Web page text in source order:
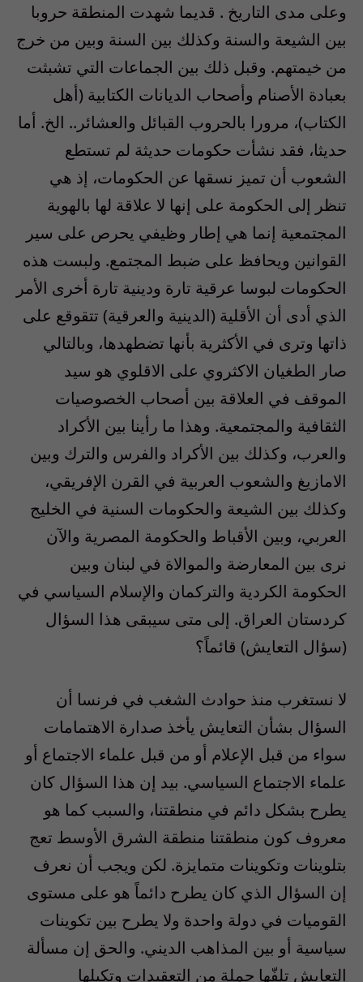
وعلى مدى التاريخ . قديما شهدت المنطقة حروبا
بين الشيعة والسنة وكذلك بين السنة وبين من خرج
من خيمتهم. وقبل ذلك بين الجماعات التي تشبثت
بعبادة الأصنام وأصحاب الديانات الكتابية (أهل
الكتاب)، مرورا بالحروب القبائل والعشائر.. الخ. أما
حديثا، فقد نشأت حكومات حديثة لم تستطع
الشعوب أن تميز نسقها عن الحكومات، إذ هي
تنظر إلى الحكومة على إنها لا علاقة لها بالهوية
المجتمعية إنما هي إطار وظيفي يحرص على سير
القوانين ويحافظ على ضبط المجتمع. ولبست هذه
الحكومات لبوسا عرقية تارة ودينية تارة أخرى الأمر
الذي أدى أن الأقلية (الدينية والعرقية) تتقوقع على
ذاتها وترى في الأكثرية بأنها تضطهدها، وبالتالي
صار الطغيان الاكثروي على الاقلوي هو سيد
الموقف في العلاقة بين أصحاب الخصوصيات
الثقافية والمجتمعية. وهذا ما رأينا بين الأكراد
والعرب، وكذلك بين الأكراد والفرس والترك وبين
الامازيغ والشعوب العربية في القرن الإفريقي،
وكذلك بين الشيعة والحكومات السنية في الخليج
العربي، وبين الأقباط والحكومة المصرية والآن
نرى بين المعارضة والموالاة في لبنان وبين
الحكومة الكردية والتركمان والإسلام السياسي في
كردستان العراق. إلى متى سيبقى هذا السؤال
(سؤال التعايش) قائماً؟
لا نستغرب منذ حوادث الشغب في فرنسا أن
السؤال بشأن التعايش يأخذ صدارة الاهتمامات
سواء من قبل الإعلام أو من قبل علماء الاجتماع أو
علماء الاجتماع السياسي. بيد إن هذا السؤال كان
يطرح بشكل دائم في منطقتنا، والسبب كما هو
معروف كون منطقتنا منطقة الشرق الأوسط تعج
بتلوينات وتكوينات متمايزة. لكن ويجب أن نعرف
إن السؤال الذي كان يطرح دائماً هو على مستوى
القوميات في دولة واحدة ولا يطرح بين تكوينات
سياسية أو بين المذاهب الديني. والحق إن مسألة
التعايش تلفّها جملة من التعقيدات وتكبلها